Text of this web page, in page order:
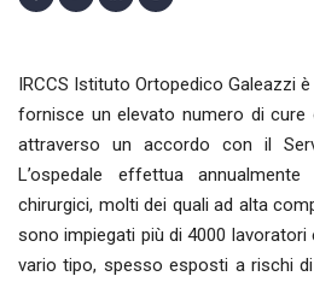
IRCCS Istituto Ortopedico Galeazzi
fornisce un elevato numero di cure
attraverso un accordo con il
L’ospedale effettua
chirurgici, molti dei quali ad alta
sono impiegati più di 4000
vario tipo, spesso esposti a rischi